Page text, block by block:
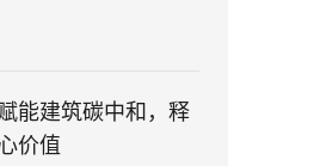
能建筑碳中和，释
价值